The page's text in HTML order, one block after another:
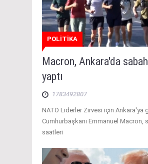
POLİTİKA
Macron, Ankara'da
yaptı
1783492807
NATO Liderler Zirvesi için Ankara'ya
Cumhurbaşkanı Emmanuel Macron,
saatleri